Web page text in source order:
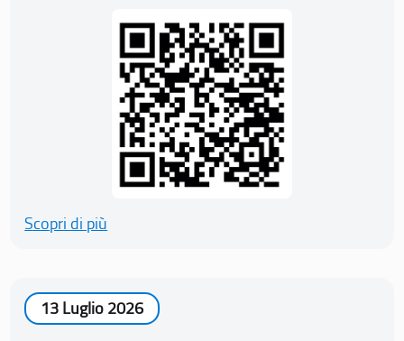
Scopri di più
13 Luglio 2026